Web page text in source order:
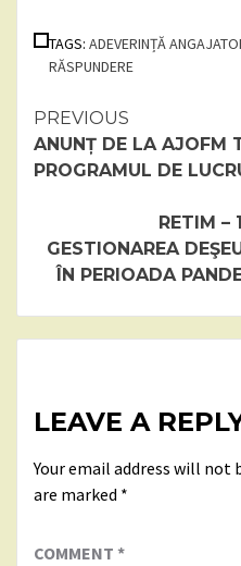
TAGS: ADEVERINȚĂ
RĂSPUNDERE
Continue
Reading
PREVIOUS
ANUNȚ DE LA AJOFM
PROGRAMUL DE
RETIM –
GESTIONAREA
ÎN PERIOADA
LEAVE A
Your email address will not
are marked *
COMMENT *